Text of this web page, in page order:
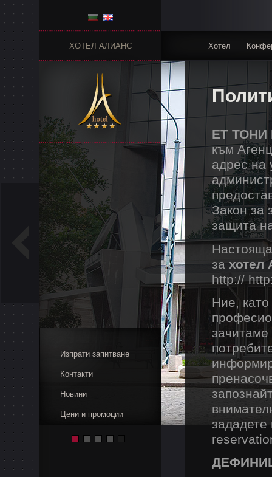
ХОТЕЛ АЛИАНС Хотел
Изпрати запитване
Контакти
Новини
Цени и промоции
ЕТ ТОНИ
към
адрес на
Закон за
защита
за хотел
http://
Ние,
зачитаме